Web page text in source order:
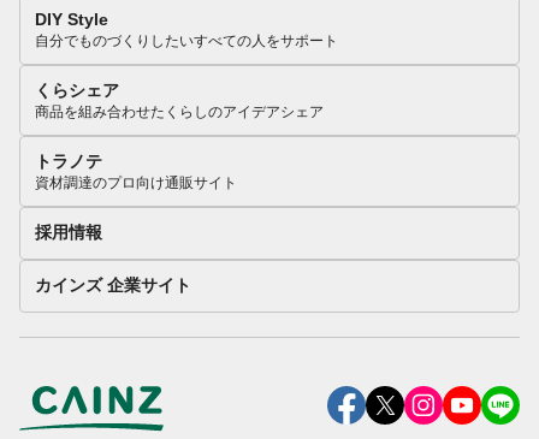
DIY Style
自分でものづくりしたいすべての人をサポート
くらシェア
商品を組み合わせたくらしのアイデアシェア
トラノテ
資材調達のプロ向け通販サイト
採用情報
カインズ 企業サイト